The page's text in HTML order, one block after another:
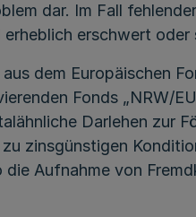
dar. Im Fall
erschwert oder
dem Europäischen
Fonds „NRW/
Darlehen zur
zinsgünstigen
Aufnahme von